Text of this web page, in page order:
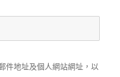
件地址及個人網站網址，以